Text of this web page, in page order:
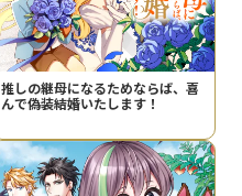
推しの継母になるためならば、喜
んで偽装結婚いたします！